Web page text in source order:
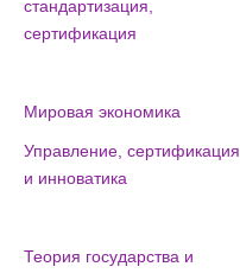
стандартизация,
сертификация
Мировая экономика
Управление, сертификация
и инноватика
Теория государства и